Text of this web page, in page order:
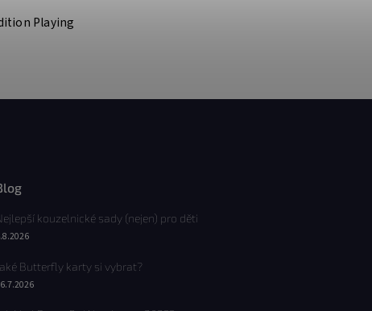
Playing
kouzelnické sady (nejen) pro děti
Butterfly karty si vybrat?